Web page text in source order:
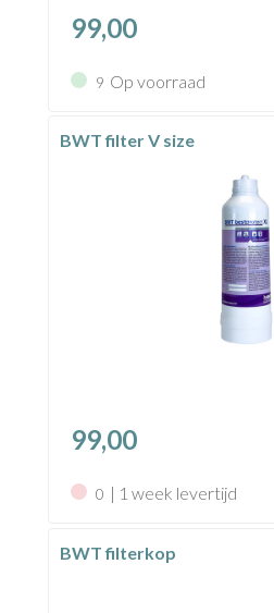
99,00
9 Op voorraad
BWT filter V size
99,00
0 | 1 week levertijd
BWT filterkop